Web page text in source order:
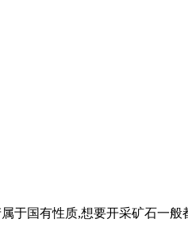
于国有性质,想要开采矿石一